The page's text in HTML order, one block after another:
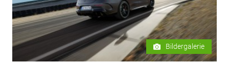
Bildergalerie